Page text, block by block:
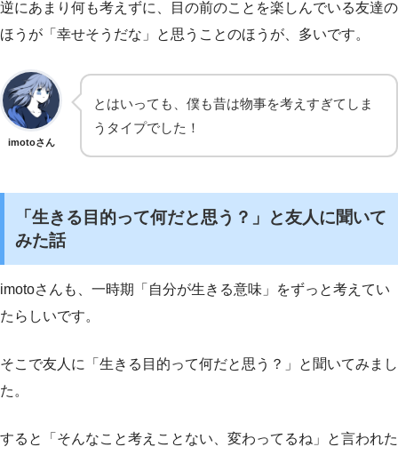
逆にあまり何も考えずに、目の前のことを楽しんでいる友達の
ほうが「幸せそうだな」と思うことのほうが、多いです。
imotoさん
とはいっても、僕も昔は物事を考えすぎてしま
うタイプでした！
「生きる目的って何だと思う？」と友人に聞いて
みた話
imotoさんも、一時期「自分が生きる意味」をずっと考えてい
たらしいです。
そこで友人に「生きる目的って何だと思う？」と聞いてみまし
た。
すると「そんなこと考えことない、変わってるね」と言われた